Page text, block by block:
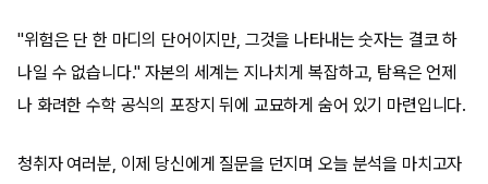
"위험은 단 한 마디의 단어이지만, 그것을 나타내는 숫자는 결코 하
나일 수 없습니다." 자본의 세계는 지나치게 복잡하고, 탐욕은 언제
나 화려한 수학 공식의 포장지 뒤에 교묘하게 숨어 있기 마련입니다.
청취자 여러분, 이제 당신에게 질문을 던지며 오늘 분석을 마치고자